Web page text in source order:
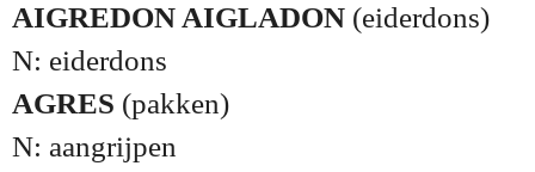
AIGREDON AIGLADON (eiderdons)
N: eiderdons
AGRES (pakken)
N: aangrijpen